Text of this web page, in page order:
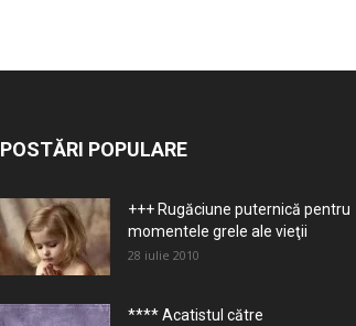
POSTĂRI POPULARE
+++ Rugăciune puternică pentru
momentele grele ale vieţii
28 iulie 2010
**** Acatistul către